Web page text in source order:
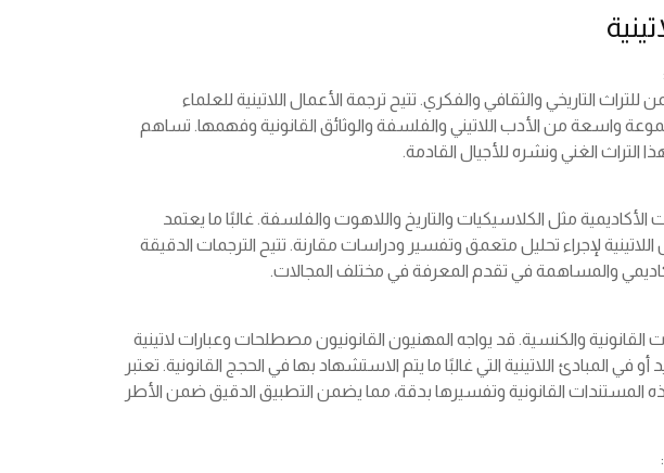
التاريخي والثقافي والفكري. تتيح ترجمة الأعمال اللاتينية للعلماء
واسعة من الأدب اللاتيني والفلسفة والوثائق القانونية وفهمها. تساهم
التراث الغني ونشره للأجيال القادمة.
الأكاديمية مثل الكلاسيكيات والتاريخ واللاهوت والفلسفة. غالبًا ما يعتمد
لإجراء تحليل متعمق وتفسير ودراسات مقارنة. تتيح الترجمات الدقيقة
والمساهمة في تقدم المعرفة في مختلف المجالات.
القانونية والكنسية. قد يواجه المهنيون القانونيون مصطلحات وعبارات لاتينية
أو في المبادئ اللاتينية التي غالبًا ما يتم الاستشهاد بها في الحجج القانونية. تعتبر
المستندات القانونية وتفسيرها بدقة، مما يضمن التطبيق الدقيق ضمن الأطر